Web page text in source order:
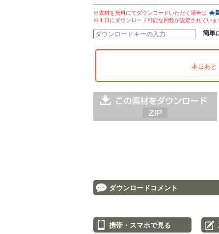
※素材を無料にてダウンロードいただく場合は 会
※１日にダウンロード可能な回数が設定されていま
簡単
本日あと
ダウンロードコメント
携帯・スマホで見る